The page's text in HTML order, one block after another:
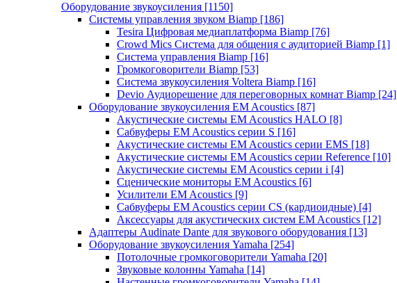
Оборудование звукоусиления [1150]
Системы управления звуком Biamp [186]
Tesira Цифровая медиаплатформа Biamp [76]
Crowd Mics Система для общения с аудиторией Biamp [1]
Система управления Biamp [16]
Громкоговорители Biamp [53]
Система звукоусиления Voltera Biamp [16]
Devio Аудиорешение для переговорных комнат Biamp [24]
Оборудование звукоусиления EM Acoustics [87]
Акустические системы EM Acoustics HALO [8]
Сабвуферы EM Acoustics серии S [16]
Акустические системы EM Acoustics серии EMS [18]
Акустические системы EM Acoustics серии Reference [10]
Акустические системы EM Acoustics серии i [4]
Сценические мониторы EM Acoustics [6]
Усилители EM Acoustics [9]
Сабвуферы EM Acoustics серии CS (кардиоидные) [4]
Аксессуары для акустических систем EM Acoustics [12]
Адаптеры Audinate Dante для звукового оборудования [13]
Оборудование звукоусиления Yamaha [254]
Потолочные громкоговорители Yamaha [20]
Звуковые колонны Yamaha [14]